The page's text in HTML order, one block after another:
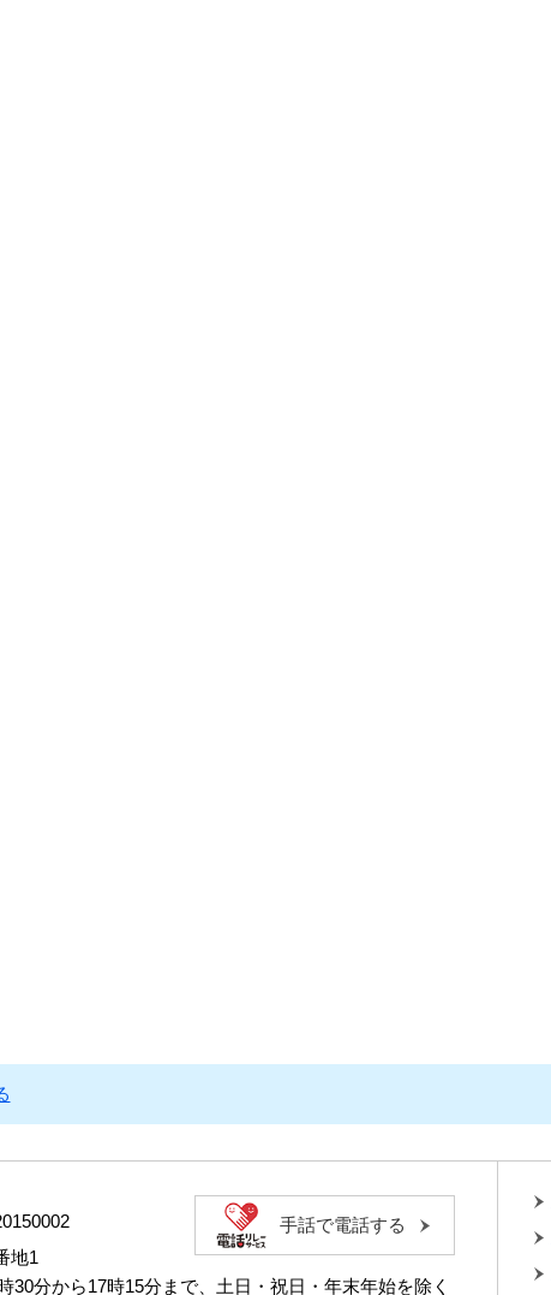
地1
30分から17時15分まで、土日・祝日・年末年始を除く
手話で電話する